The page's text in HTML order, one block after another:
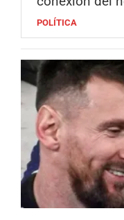
POLÍTICA